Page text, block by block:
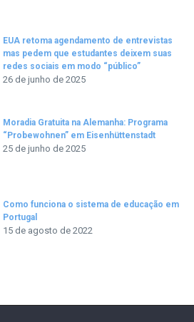
EUA retoma agendamento de entrevistas
mas pedem que estudantes deixem suas
redes sociais em modo “público”
26 de junho de 2025
Moradia Gratuita na Alemanha: Programa
“Probewohnen” em Eisenhüttenstadt
25 de junho de 2025
Como funciona o sistema de educação em
Portugal
15 de agosto de 2022